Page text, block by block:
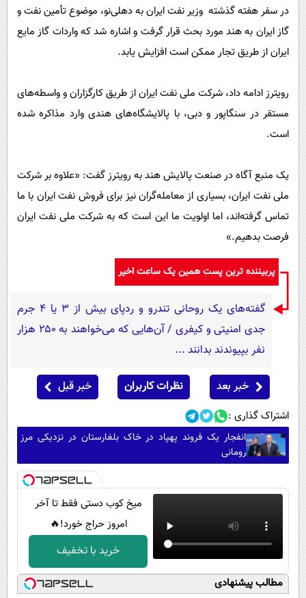
در سفر هفته گذشته وزیر نفت ایران به دهلی‌نو، موضوع تأمین نفت و
گاز ایران به هند مورد بحث قرار گرفت و اشاره شد که واردات گاز مایع
ایران از طریق تجار ممکن است افزایش یابد.
رویترز ادامه داد، شرکت ملی نفت ایران از طریق کارگزاران و واسطه‌های
مستقر در سنگاپور و دبی، با پالایشگاه‌های هندی وارد مذاکره شده
است.
یک منبع آگاه در صنعت پالایش هند به رویترز گفت: «علاوه بر شرکت
ملی نفت ایران، بسیاری از معامله‌گران نیز برای فروش نفت ایران با ما
تماس گرفته‌اند، اما اولویت ما این است که به شرکت ملی نفت ایران
فرصت بدهیم.»
پربیننده ترین پست همین یک ساعت اخیر
گفته‌های یک روحانی تندرو و ردپای بیش از ۳ یا ۴ جرم
جدی امنیتی و کیفری / آن‌هایی که می‌خواهند به ۲۵۰ هزار
نفر بپیوندند بدانند ...
خبر بعد نظرات کاربران خبر قبل
اشتراک گذاری :
انفجار یک فروند پهپاد در خاک بلغارستان در نزدیکی مرز
رومانی
میخ کوب دستی فقط تا آخر
امروز حراج خورد!🔥
خرید با تخفیف
مطالب پیشنهادی